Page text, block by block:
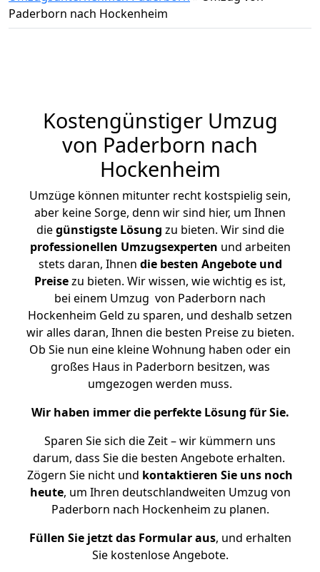
Paderborn nach Hockenheim
Kostengünstiger Umzug
von Paderborn nach
Hockenheim
Umzüge können mitunter recht kostspielig sein,
aber keine Sorge, denn wir sind hier, um Ihnen
diegünstigste Lösung zu bieten. Wir sind die
professionellen Umzugsexperten und arbeiten
stets daran, Ihnen die besten Angebote und
Preisezu bieten. Wir wissen, wie wichtig es ist,
bei einem Umzug von Paderborn nach
Hockenheim Geld zu sparen, und deshalb setzen
wir alles daran, Ihnen die besten Preise zu bieten.
Ob Sie nun eine kleine Wohnung haben oder ein
großes Haus in Paderborn besitzen, was
umgezogen werden muss.
Wir haben immer die perfekte Lösung für Sie.
Sparen Sie sich die Zeit – wir kümmern uns
darum, dass Sie die besten Angebote erhalten.
Zögern Sie nicht und kontaktieren Sie uns noch
heute, um Ihren deutschlandweiten Umzug von
Paderborn nach Hockenheim zu planen.
Füllen Sie jetzt das Formular aus, und erhalten
Sie kostenlose Angebote.